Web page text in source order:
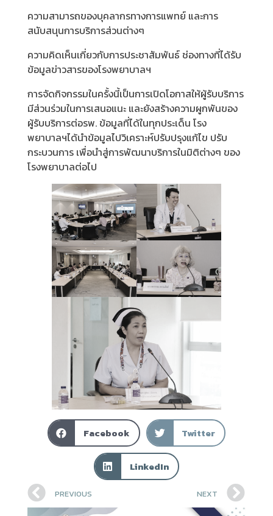
ความสามารถของบุคลากรทางการแพทย์ และการ
สนับสนุนการบริการส่วนต่างๆ
ความคิดเห็นเกี่ยวกับการประชาสัมพันธ์ ช่องทางที่ได้รับ
ข้อมูลข่าวสารของโรงพยาบาลฯ
การจัดกิจกรรมในครั้งนี้เป็นการเปิดโอกาสให้ผู้รับบริการ
มีส่วนร่วมในการเสนอแนะ และยังสร้างความผูกพันของ
ผู้รับบริการต่อรพ. ข้อมูลที่ได้ในทุกประเด็น โรง
พยาบาลฯได้นำข้อมูลไปวิเคราะห์ปรับปรุงแก้ไข ปรับ
กระบวนการ เพื่อนำสู่การพัฒนาบริการในมิติต่างๆ ของ
โรงพยาบาลต่อไป
Facebook Twitter
LinkedIn
PREVIOUS NEXT